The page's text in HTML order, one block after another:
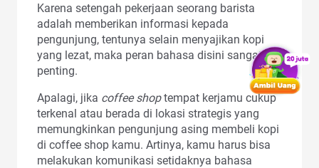
Karena setengah pekerjaan seorang barista
adalah memberikan informasi kepada
pengunjung, tentunya selain menyajikan kopi
yang lezat, maka peran bahasa disini sangat
penting.
Apalagi, jika coffee shoptempat kerjamu cukup
terkenal atau berada di lokasi strategis yang
memungkinkan pengunjung asing membeli kopi
di coffee shop kamu. Artinya, kamu harus bisa
melakukan komunikasi setidaknya bahasa